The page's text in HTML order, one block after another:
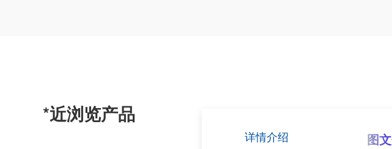
*近浏览产品
详情介绍 图